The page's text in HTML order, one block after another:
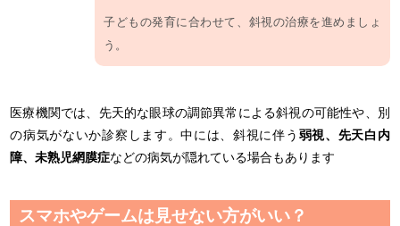
子どもの発育に合わせて、斜視の治療を進めましょ
う。
医療機関では、先天的な眼球の調節異常による斜視の可能性や、別
の病気がないか診察します。中には、斜視に伴う 弱視、先天白内
障、未熟児網膜症などの病気が隠れている場合もあります
スマホやゲームは見せない方がいい？